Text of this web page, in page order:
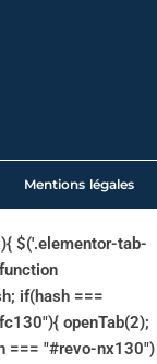
Mentions légales
$('.elementor-tab-
if(hash ===
openTab(2);
=== "#revo-nx130")